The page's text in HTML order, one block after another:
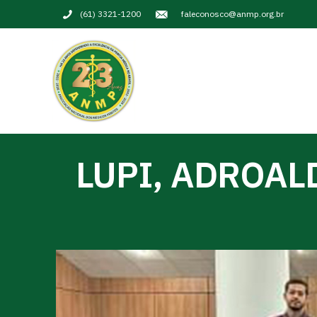
(61) 3321-1200 faleconosco@anmp.org.br
LUPI,